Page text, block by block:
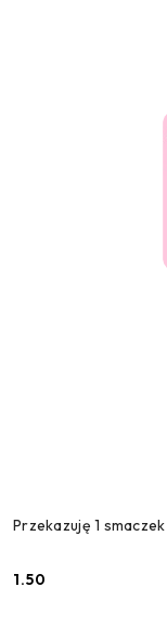
Przekazuję 1 smaczek
Cena:
1.50